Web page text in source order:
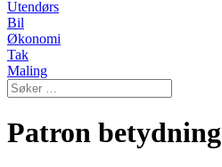
Utendørs
Bil
Økonomi
Tak
Maling
Patron betydning